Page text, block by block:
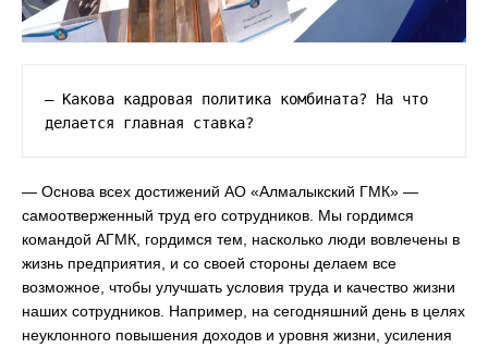
— Какова кадровая политика комбината? На что
делается главная ставка?
— Основа всех достижений АО «Алмалыкский ГМК» —
самоотверженный труд его сотрудников. Мы гордимся
командой АГМК, гордимся тем, насколько люди вовлечены в
жизнь предприятия, и со своей стороны делаем все
возможное, чтобы улучшать условия труда и качество жизни
наших сотрудников. Например, на сегодняшний день в целях
неуклонного повышения доходов и уровня жизни, усиления